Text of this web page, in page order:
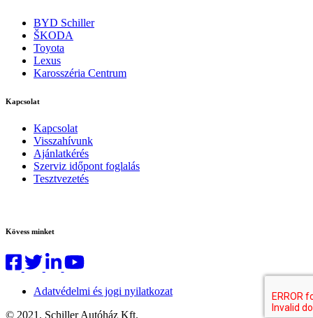
BYD Schiller
ŠKODA
Toyota
Lexus
Karosszéria Centrum
Kapcsolat
Kapcsolat
Visszahívunk
Ajánlatkérés
Szerviz időpont foglalás
Tesztvezetés
Kövess minket
Adatvédelmi és jogi nyilatkozat
© 2021. Schiller Autóház Kft.